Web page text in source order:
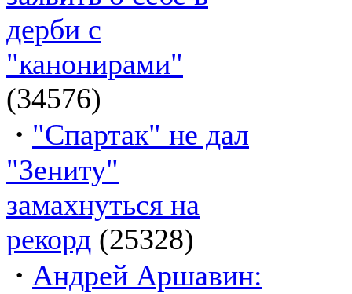
дерби с
"канонирами"
(34576)
· "Спартак" не дал
"Зениту"
замахнуться на
рекорд (25328)
· Андрей Аршавин: